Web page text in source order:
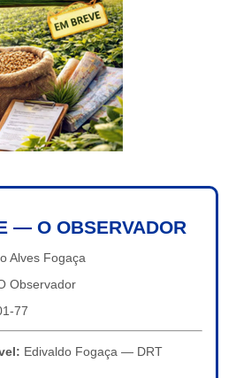
— O OBSERVADOR
Alves Fogaça
Observador
77
Edivaldo Fogaça — DRT